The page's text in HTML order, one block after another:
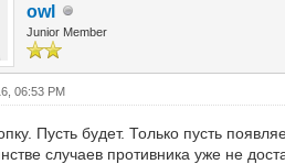
owl
Junior Member
06:53 PM
Пусть будет. Только пусть
случаев противника уже не